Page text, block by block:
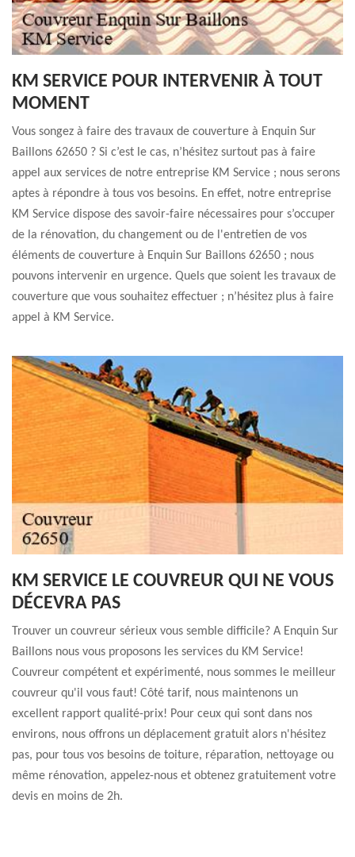
KM SERVICE POUR INTERVENIR À TOUT
MOMENT
Vous songez à faire des travaux de couverture à Enquin Sur
Baillons 62650 ? Si c’est le cas, n’hésitez surtout pas à faire
appel aux services de notre entreprise KM Service ; nous serons
aptes à répondre à tous vos besoins. En effet, notre entreprise
KM Service dispose des savoir-faire nécessaires pour s’occuper
de la rénovation, du changement ou de l'entretien de vos
éléments de couverture à Enquin Sur Baillons 62650 ; nous
pouvons intervenir en urgence. Quels que soient les travaux de
couverture que vous souhaitez effectuer ; n’hésitez plus à faire
appel à KM Service.
KM SERVICE LE COUVREUR QUI NE VOUS
DÉCEVRA PAS
Trouver un couvreur sérieux vous semble difficile? A Enquin Sur
Baillons nous vous proposons les services du KM Service!
Couvreur compétent et expérimenté, nous sommes le meilleur
couvreur qu'il vous faut! Côté tarif, nous maintenons un
excellent rapport qualité-prix! Pour ceux qui sont dans nos
environs, nous offrons un déplacement gratuit alors n'hésitez
pas, pour tous vos besoins de toiture, réparation, nettoyage ou
même rénovation, appelez-nous et obtenez gratuitement votre
devis en moins de 2h.